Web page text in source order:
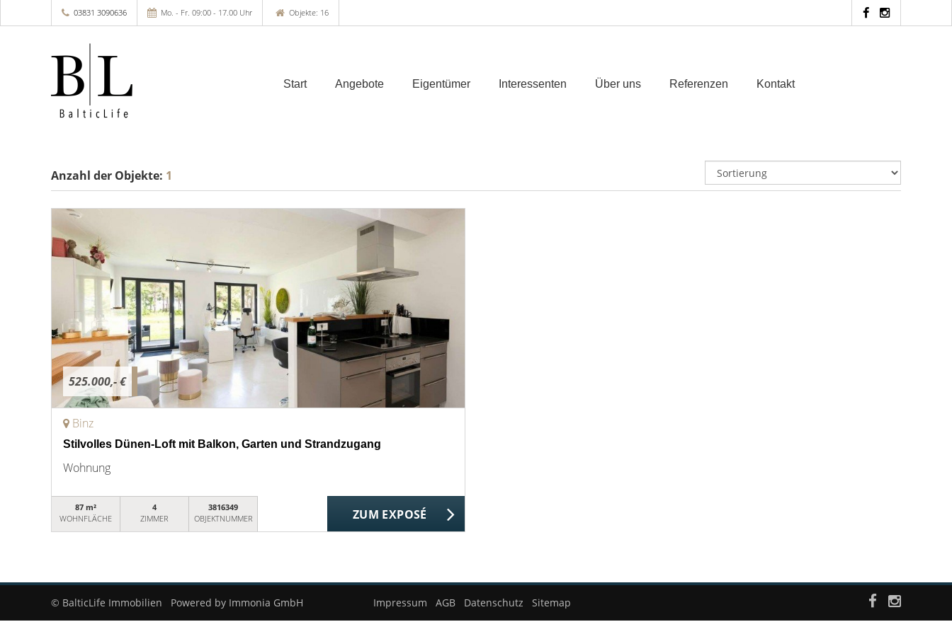
03831 3090636 Mo. - Fr. 09:00 - 17.00 Uhr Objekte: 16
Start Angebote Eigentümer Interessenten Über uns Referenzen Kontakt
Anzahl der Objekte: 1
525.000,- €
Binz
Stilvolles Dünen-Loft mit Balkon, Garten und Strandzugang
Wohnung
87 m²
WOHNFLÄCHE
4
ZIMMER
3816349
OBJEKTNUMMER
ZUM EXPOSÉ
© BalticLife Immobilien Powered by Immonia GmbH Impressum AGB Datenschutz Sitemap